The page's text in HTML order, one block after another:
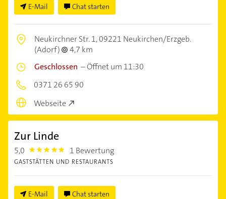
E-Mail Chat starten
Neukirchner Str. 1,09221 Neukirchen/Erzgeb.
(Adorf)
4,7 km
Geschlossen –Öffnet um 11:30
0371 26 65 90
Webseite
Zur Linde
5,0 5.0 1 Bewertung
GASTSTÄTTEN UND RESTAURANTS
E-Mail Chat starten